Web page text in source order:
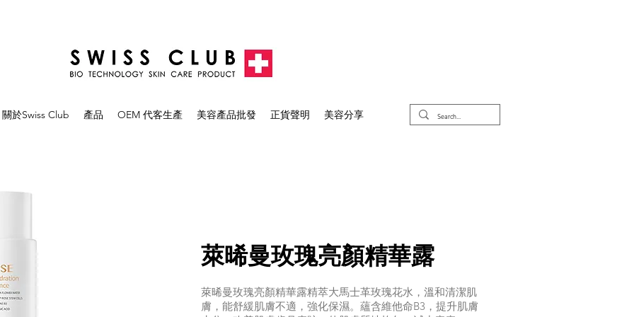
關於Swiss Club 產品 OEM 代客生產 美容產品批發 正貨聲明 美容分享
萊晞曼玫​​瑰亮顏精華露
萊晞曼玫瑰亮顏精華露精萃大馬士革玫瑰花水，溫和清潔肌
膚，能舒緩肌膚不適，強化保濕。蘊含維他命B3，提升肌膚